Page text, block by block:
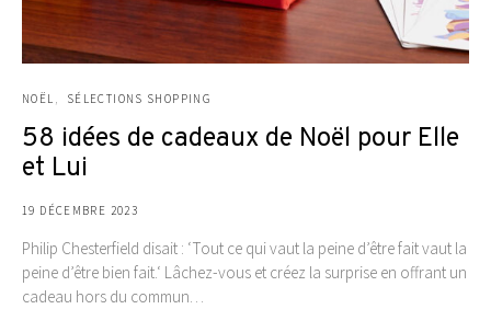
NOËL SÉLECTIONS SHOPPING
58 idées de cadeaux de Noël pour Elle
et Lui
19 DÉCEMBRE 2023
Philip Chesterfield disait : ‘Tout ce qui vaut la peine d’être fait vaut la
peine d’être bien fait.‘ Lâchez-vous et créez la surprise en offrant un
cadeau hors du commun…